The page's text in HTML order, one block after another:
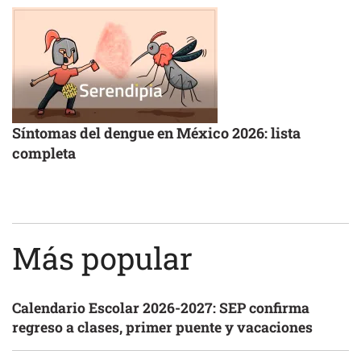
Síntomas del dengue en México 2026: lista
completa
Más popular
Calendario Escolar 2026-2027: SEP confirma
regreso a clases, primer puente y vacaciones